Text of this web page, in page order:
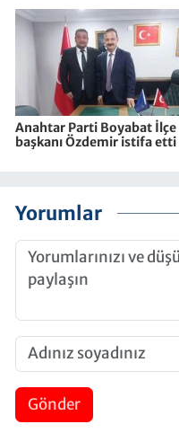
Anahtar Parti Boyabat İlçe
başkanı Özdemir istifa etti
Yorumlar
Gönder